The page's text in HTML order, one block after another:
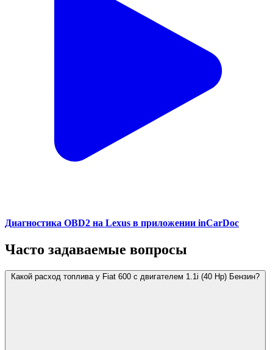
Диагностика OBD2 на Lexus в приложении inCarDoc
Часто задаваемые вопросы
Какой расход топлива у Fiat 600 с двигателем 1.1i (40 Hp) Бензин?